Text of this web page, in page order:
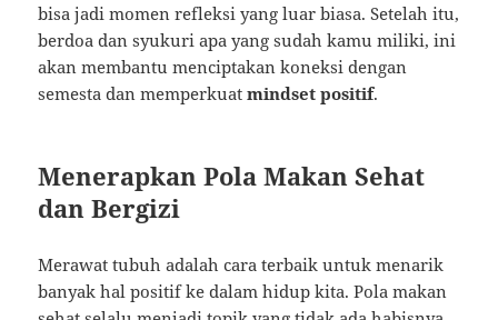
bisa jadi momen refleksi yang luar biasa. Setelah itu,
berdoa dan syukuri apa yang sudah kamu miliki, ini
akan membantu menciptakan koneksi dengan
semesta dan memperkuatmindset positif.
Menerapkan Pola Makan Sehat
dan Bergizi
Merawat tubuh adalah cara terbaik untuk menarik
banyak hal positif ke dalam hidup kita. Pola makan